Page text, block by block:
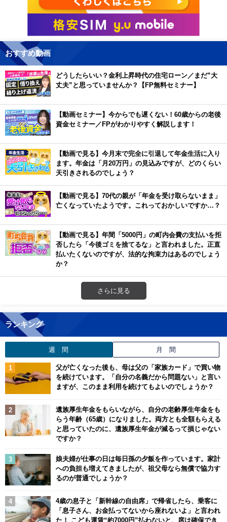
おすすめ動画
どうしたらいい？金利上昇時代の住宅ローン／まだ”大
丈夫”と思っていませんか？【FP無料セミナー】
【動画セミナー】今からでも遅くない！60歳からの老後
資金セミナー／FPがわかりやすく解説します！
【動画で見る】今月末で完全に引退して年金生活に入り
ます。年金は「月20万円」の見込みですが、どのくらい
天引きされるのでしょう？
【動画で見る】70代の親が「年金を受け取らないまま」
亡くなっていたようです。これっておかしいですか…？
【動画で見る】年間「5000円」の町内会費の支払いを拒
否したら「今後ゴミを捨てるな」と言われました。正直
払いたくないのですが、法的な拘束力はあるのでしょう
か？
さらに見る
ランキング
週 間 月 間
父が亡くなった後も、母は父の「家族カード」で買い物
を続けています。「自分の名義だから問題ない」と言い
ますが、このまま利用を続けてもよいのでしょうか？
遺族厚生年金をもらいながら、自分の老齢厚生年金をも
らう年齢（65歳）になりました。両方とも全額もらえる
と思っていたのに、遺族厚生年金が減るって損じゃない
ですか？
娘夫婦が仕事の日は毎日孫の夕飯を作っています。家計
への負担も増えてきましたが、祖父母なら無償で協力す
るのが普通でしょうか？
4歳の息子と「新幹線の自由席」で帰省したら、乗客に
「息子さん、お金払ってないから座れないよ」と言われ
た！ こども運賃“約7000円”払わないと、席は確保でき